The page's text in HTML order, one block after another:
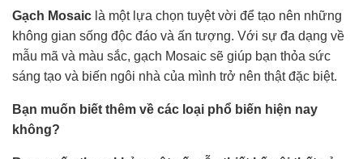
Gạch Mosaic là một lựa chọn tuyệt vời để tạo nên những
không gian sống độc đáo và ấn tượng. Với sự đa dạng về
mẫu mã và màu sắc, gạch Mosaic sẽ giúp bạn thỏa sức
sáng tạo và biến ngôi nhà của mình trở nên thật đặc biệt.
Bạn muốn biết thêm về các loại phổ biến hiện nay
không?